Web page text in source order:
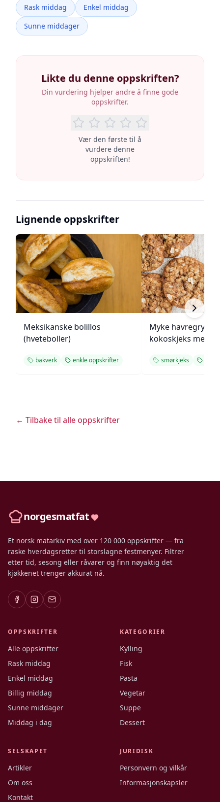
Rask middag
Enkel middag
Sunne middager
Likte du denne oppskriften?
Din vurdering hjelper andre å finne gode
oppskrifter.
Vær den første til å
vurdere denne
oppskriften!
Lignende oppskrifter
Meksikanske bolillos
(hveteboller)
bakverk enkle oppskrifter
Myke havregryn-
kokoskjeks med
smørkjeks
← Tilbake til alle oppskrifter
norgesmatfat
Et norsk matarkiv med over 120 000 oppskrifter — fra
raske hverdagsretter til storslagne festmenyer. Filtrer
etter tid, sesong eller råvarer og finn nøyaktig det
kjøkkenet trenger akkurat nå.
OPPSKRIFTER
Alle oppskrifter
Rask middag
Enkel middag
Billig middag
Sunne middager
Middag i dag
KATEGORIER
Kylling
Fisk
Pasta
Vegetar
Suppe
Dessert
SELSKAPET
Artikler
Om oss
Kontakt
JURIDISK
Personvern og vilkår
Informasjonskapsler